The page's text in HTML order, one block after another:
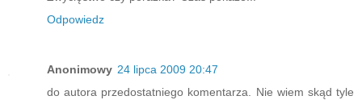
Odpowiedz
Anonimowy 24 lipca 2009 20:47
do autora przedostatniego komentarza. Nie wiem skąd tyle